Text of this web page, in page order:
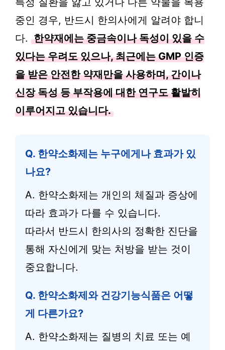
중인 경우, 반드시 한의사에게 알려야 합니
다. 한약재에는 중금속이나 독성이 있을 수
있다는 우려도 있으나, 최근에는 GMP 인증
을 받은 안전한 약재만을 사용하며, 간이나
신장 독성 등 부작용에 대한 연구도 활발히
이루어지고 있습니다.
Q. 한약소화제는 누구에게나 효과가 있
나요?
A. 한약소화제는 개인의 체질과 증상에
따라 효과가 다를 수 있습니다.
따라서 반드시 한의사의 정확한 진단을
통해 자신에게 맞는 처방을 받는 것이
중요합니다.
Q. 한약소화제와 건강기능식품은 어떻
게 다른가요?
A. 한약소화제는 질병의 치료 또는 예